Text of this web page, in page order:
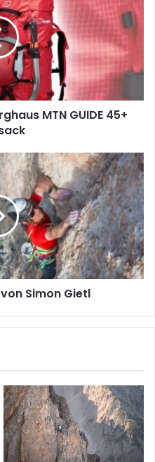
MTN GUIDE 45+
Simon Gietl